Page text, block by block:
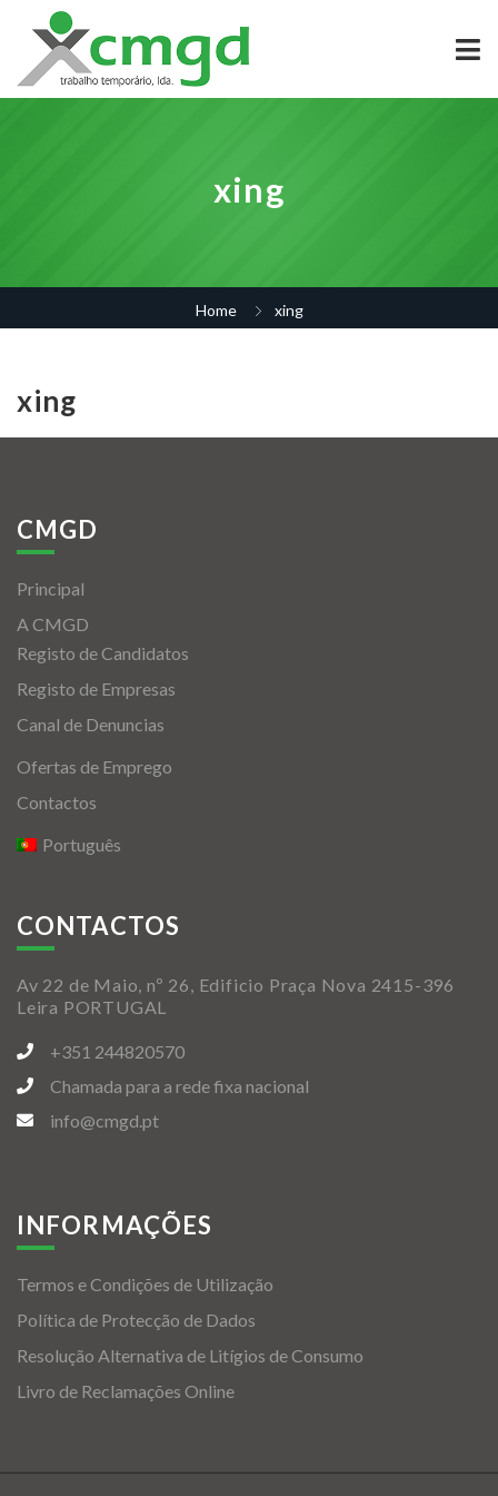
xing
Home xing
xing
CMGD
Principal
A CMGD
Registo de Candidatos
Registo de Empresas
Canal de Denuncias
Ofertas de Emprego
Contactos
Português
CONTACTOS
Av 22 de Maio, nº 26, Edificio Praça Nova 2415-396
Leira PORTUGAL
+351 244820570
Chamada para a rede fixa nacional
info@cmgd.pt
INFORMAÇÕES
Termos e Condições de Utilização
Política de Protecção de Dados
Resolução Alternativa de Litígios de Consumo
Livro de Reclamações Online